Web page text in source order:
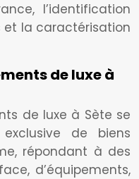
l’identification
et la caractérisation
de luxe à
de luxe à Sète se
de biens
répondant à des
d’équipements,